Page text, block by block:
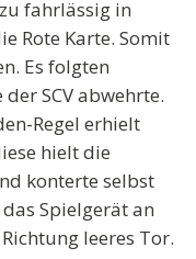
fahrlässig in
Rote Karte. Somit
Es folgten
SCV abwehrte.
Regel erhielt
hielt die
konterte selbst
Spielgerät an
leeres Tor.